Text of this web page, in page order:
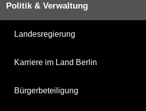
Politik & Verwaltung
Landesregierung
Karriere im Land Berlin
Bürgerbeteiligung